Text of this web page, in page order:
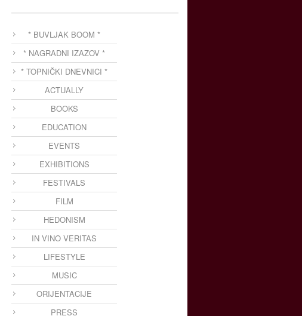
* BUVLJAK BOOM *
* NAGRADNI IZAZOV *
* TOPNIČKI DNEVNICI *
ACTUALLY
BOOKS
EDUCATION
EVENTS
EXHIBITIONS
FESTIVALS
FILM
HEDONISM
IN VINO VERITAS
LIFESTYLE
MUSIC
ORIJENTACIJE
PRESS